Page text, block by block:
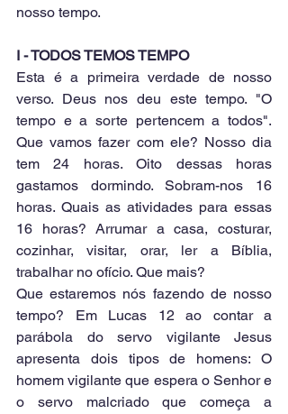
nosso tempo.
I - TODOS TEMOS TEMPO
Esta é a primeira verdade de nosso
verso. Deus nos deu este tempo. "O
tempo e a sorte pertencem a todos".
Que vamos fazer com ele? Nosso dia
tem 24 horas. Oito dessas horas
gastamos dormindo. Sobram-nos 16
horas. Quais as atividades para essas
16 horas? Arrumar a casa, costurar,
cozinhar, visitar, orar, ler a Bíblia,
trabalhar no ofício. Que mais?
Que estaremos nós fazendo de nosso
tempo? Em Lucas 12 ao contar a
parábola do servo vigilante Jesus
apresenta dois tipos de homens: O
homem vigilante que espera o Senhor e
o servo malcriado que começa a